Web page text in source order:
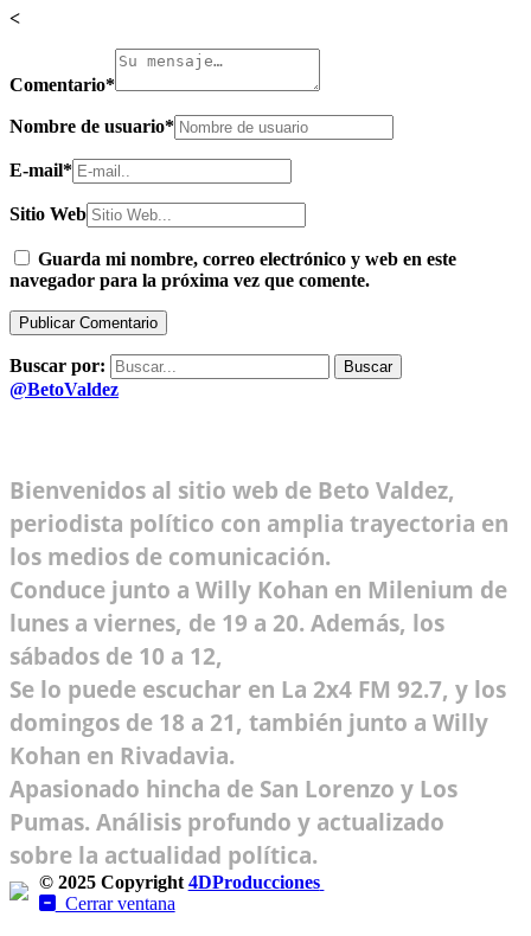
<
Comentario*
Nombre de usuario*
E-mail*
Sitio Web
Guarda mi nombre, correo electrónico y web en este
navegador para la próxima vez que comente.
Buscar por:
@BetoValdez
Bienvenidos al sitio web de Beto Valdez,
periodista político con amplia trayectoria en
los medios de comunicación.
Conduce junto a Willy Kohan en Milenium de
lunes a viernes, de 19 a 20. Además, los
sábados de 10 a 12,
Se lo puede escuchar en La 2x4 FM 92.7, y los
domingos de 18 a 21, también junto a Willy
Kohan en Rivadavia.
Apasionado hincha de San Lorenzo y Los
Pumas. Análisis profundo y actualizado
sobre la actualidad política.
© 2025 Copyright 4DProducciones
Cerrar ventana